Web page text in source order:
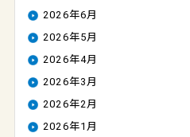
2026年6月
2026年5月
2026年4月
2026年3月
2026年2月
2026年1月